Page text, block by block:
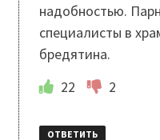
надобностью.
специалисты в
бредятина.
22
2
ОТВЕТИТЬ